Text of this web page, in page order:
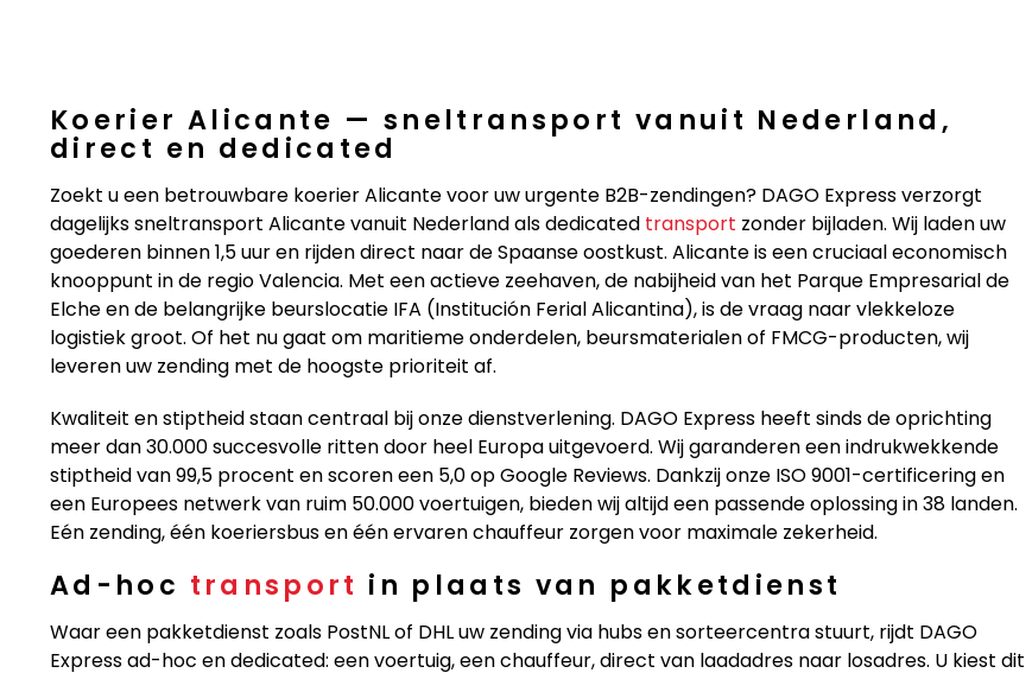
Koerier Alicante — sneltransport vanuit Nederland,
direct en dedicated
Zoekt u een betrouwbare koerier Alicante voor uw urgente B2B-zendingen? DAGO Express verzorgt
dagelijks sneltransport Alicante vanuit Nederland als dedicated transport zonder bijladen. Wij laden uw
goederen binnen 1,5 uur en rijden direct naar de Spaanse oostkust. Alicante is een cruciaal economisch
knooppunt in de regio Valencia. Met een actieve zeehaven, de nabijheid van het Parque Empresarial de
Elche en de belangrijke beurslocatie IFA (Institución Ferial Alicantina), is de vraag naar vlekkeloze
logistiek groot. Of het nu gaat om maritieme onderdelen, beursmaterialen of FMCG-producten, wij
leveren uw zending met de hoogste prioriteit af.
Kwaliteit en stiptheid staan centraal bij onze dienstverlening. DAGO Express heeft sinds de oprichting
meer dan 30.000 succesvolle ritten door heel Europa uitgevoerd. Wij garanderen een indrukwekkende
stiptheid van 99,5 procent en scoren een 5,0 op Google Reviews. Dankzij onze ISO 9001-certificering en
een Europees netwerk van ruim 50.000 voertuigen, bieden wij altijd een passende oplossing in 38 landen.
Eén zending, één koeriersbus en één ervaren chauffeur zorgen voor maximale zekerheid.
Ad-hoc transport in plaats van pakketdienst
Waar een pakketdienst zoals PostNL of DHL uw zending via hubs en sorteercentra stuurt, rijdt DAGO
Express ad-hoc en dedicated: een voertuig, een chauffeur, direct van laadadres naar losadres. U kiest dit